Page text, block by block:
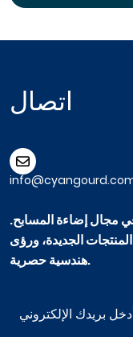
اتصال
مجال إضاءة المسابح.
الجديدة، ورؤى
هندسية حصرية.